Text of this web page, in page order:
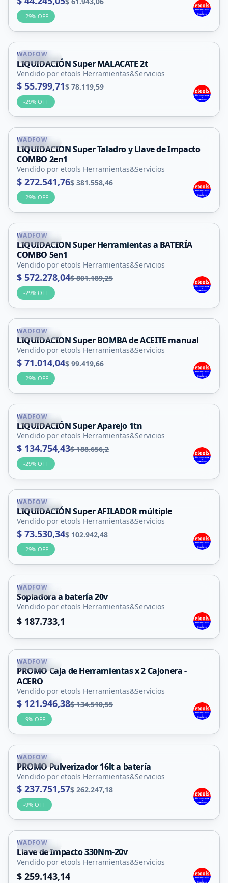
-29% OFF
La Punta
WADFOW
LIQUIDACIÓN Super MALACATE 2t
Vendido por etools Herramientas&Servicios
$ 55.799,71$ 78.119,59
-29% OFF
La Punta
WADFOW
LIQUIDACION Super Taladro y Llave de Impacto
COMBO 2en1
Vendido por etools Herramientas&Servicios
$ 272.541,76$ 381.558,46
-29% OFF
La Punta
WADFOW
LIQUIDACION Super Herramientas a BATERÍA
COMBO 5en1
Vendido por etools Herramientas&Servicios
$ 572.278,04$ 801.189,25
-29% OFF
La Punta
WADFOW
LIQUIDACION Super BOMBA de ACEITE manual
Vendido por etools Herramientas&Servicios
$ 71.014,04$ 99.419,66
-29% OFF
La Punta
WADFOW
LIQUIDACIÓN Super Aparejo 1tn
Vendido por etools Herramientas&Servicios
$ 134.754,43$ 188.656,2
-29% OFF
La Punta
WADFOW
LIQUIDACIÓN Super AFILADOR múltiple
Vendido por etools Herramientas&Servicios
$ 73.530,34$ 102.942,48
-29% OFF
La Punta
WADFOW
Sopladora a batería 20v
Vendido por etools Herramientas&Servicios
$ 187.733,1
La Punta
WADFOW
PROMO Caja de Herramientas x 2 Cajonera -
ACERO
Vendido por etools Herramientas&Servicios
$ 121.946,38$ 134.510,55
-9% OFF
La Punta
WADFOW
PROMO Pulverizador 16lt a batería
Vendido por etools Herramientas&Servicios
$ 237.751,57$ 262.247,18
-9% OFF
La Punta
WADFOW
Llave de Impacto 330Nm-20v
Vendido por etools Herramientas&Servicios
$ 259.143,14